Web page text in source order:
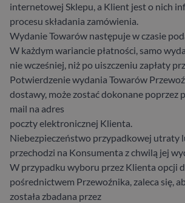
internetowej Sklepu, a Klient jest o nich
procesu składania zamówienia.
Wydanie Towarów następuje w czasie
W każdym wariancie płatności, samo
nie wcześniej, niż po uiszczeniu zapłaty
Potwierdzenie wydania Towarów
dostawy, może zostać dokonane poprzez
mail na adres
poczty elektronicznej Klienta.
Niebezpieczeństwo przypadkowej utraty
przechodzi na Konsumenta z chwilą jej
W przypadku wyboru przez Klienta opcji
pośrednictwem Przewoźnika, zaleca się,
została zbadana przez